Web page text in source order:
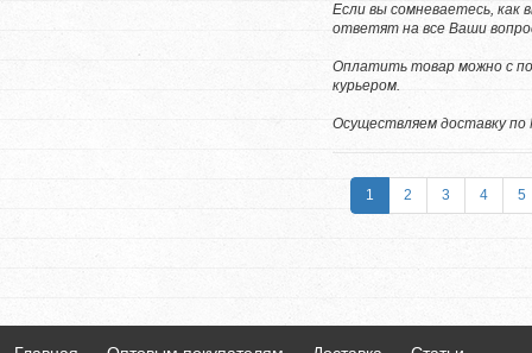
Если вы сомневаетесь,
ответят на все Ваши
Оплатить товар можно с
курьером.
Осуществляем доставку
1 2 3 4 5